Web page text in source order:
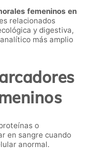
femeninos en
relacionados
y digestiva,
más amplio
o
en sangre cuando
anormal.